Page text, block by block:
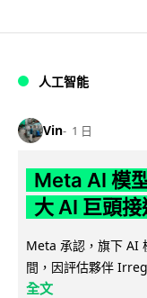
人工智能
Vin 1 日
Meta AI 模
大 AI 巨頭
Meta 承認，旗下 AI
間，因評估夥伴
全文